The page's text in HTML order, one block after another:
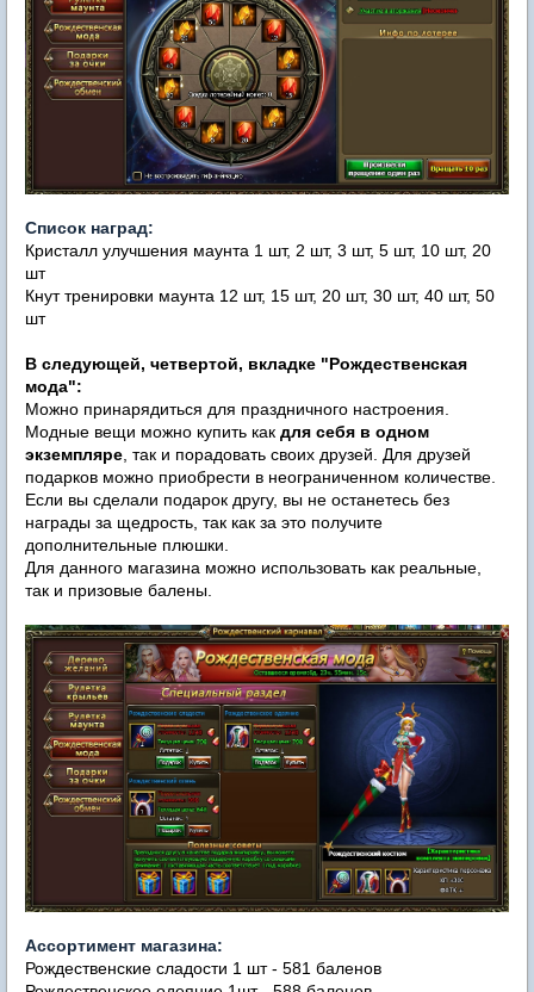
Список наград:
Кристалл улучшения маунта 1 шт, 2 шт, 3 шт, 5 шт, 10 шт, 20
шт
Кнут тренировки маунта 12 шт, 15 шт, 20 шт, 30 шт, 40 шт, 50
шт
В следующей, четвертой, вкладке "Рождественская
мода":
Можно принарядиться для праздничного настроения.
Модные вещи можно купить как для себя в одном
экземпляре , так и порадовать своих друзей. Для друзей
подарков можно приобрести в неограниченном количестве.
Если вы сделали подарок другу, вы не останетесь без
награды за щедрость, так как за это получите
дополнительные плюшки.
Для данного магазина можно использовать как реальные,
так и призовые балены.
Ассортимент магазина:
Рождественские сладости 1 шт - 581 баленов